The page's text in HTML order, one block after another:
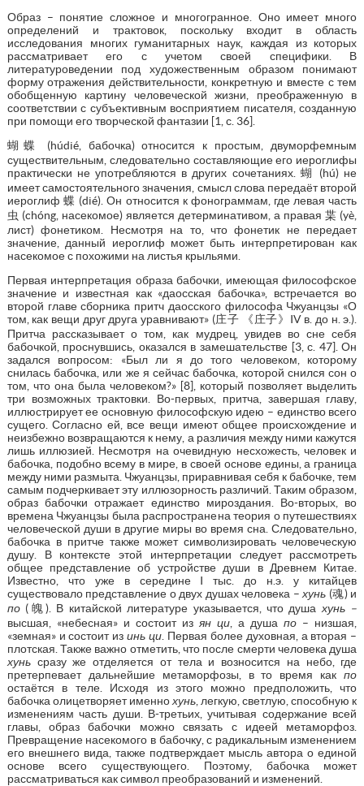
Образ – понятие сложное и многогранное. Оно имеет много
определений и трактовок, поскольку входит в область
исследования многих гуманитарных наук, каждая из которых
рассматривает его с учетом своей специфики. В
литературоведении под художественным образом понимают
форму отражения действительности, конкретную и вместе с тем
обобщенную картину человеческой жизни, преображенную в
соответствии с субъективным восприятием писателя, созданную
при помощи его творческой фантазии [1, с. 36].
蝴蝶 (húdié, бабочка) относится к простым, двуморфемным
существительным, следовательно составляющие его иероглифы
практически не употребляются в других сочетаниях. 蝴 (hú) не
имеет самостоятельного значения, смысл слова передаёт второй
иероглиф 蝶 (dié). Он относится к фонограммам, где левая часть
虫 (chóng, насекомое) является детерминативом, а правая 枼 (yè,
лист) фонетиком. Несмотря на то, что фонетик не передает
значение, данный иероглиф может быть интерпретирован как
насекомое с похожими на листья крыльями.
Первая интерпретация образа бабочки, имеющая философское
значение и известная как «даосская бабочка», встречается во
второй главе сборника притч даосского философа Чжуанцзы «О
том, как вещи друг друга уравнивают» (庄子 《庄子》IV в. до н. э.).
Притча рассказывает о том, как мудрец, увидев во сне себя
бабочкой, проснувшись, оказался в замешательстве [3, с. 47]. Он
задался вопросом: «Был ли я до того человеком, которому
снилась бабочка, или же я сейчас бабочка, которой снился сон о
том, что она была человеком?» [8], который позволяет выделить
три возможных трактовки. Во-первых, притча, завершая главу,
иллюстрирует ее основную философскую идею – единство всего
сущего. Согласно ей, все вещи имеют общее происхождение и
неизбежно возвращаются к нему, а различия между ними кажутся
лишь иллюзией. Несмотря на очевидную несхожесть, человек и
бабочка, подобно всему в мире, в своей основе едины, а граница
между ними размыта. Чжуанцзы, приравнивая себя к бабочке, тем
самым подчеркивает эту иллюзорность различий. Таким образом,
образ бабочки отражает единство мироздания. Во-вторых, во
времена Чжуанцзы была распространена теория о путешествиях
человеческой души в другие миры во время сна. Следовательно,
бабочка в притче также может символизировать человеческую
душу. В контексте этой интерпретации следует рассмотреть
общее представление об устройстве души в Древнем Китае.
Известно, что уже в середине I тыс. до н.э. у китайцев
существовало представление о двух душах человека –хунь (魂) и
по (魄). В китайской литературе указывается, что душа хунь –
высшая, «небесная» и состоит из ян ци , а душапо – низшая,
«земная» и состоит изинь ци . Первая более духовная, а вторая –
плотская. Также важно отметить, что после смерти человека душа
хунь сразу же отделяется от тела и возносится на небо, где
претерпевает дальнейшие метаморфозы, в то время какпо
остаётся в теле. Исходя из этого можно предположить, что
бабочка олицетворяет именнохунь, легкую, светлую, способную к
изменениям часть души. В-третьих, учитывая содержание всей
главы, образ бабочки можно связать с идеей метаморфоз.
Превращение насекомого в бабочку, с радикальным изменением
его внешнего вида, также подтверждает мысль автора о единой
основе всего существующего. Поэтому, бабочка может
рассматриваться как символ преобразований и изменений.